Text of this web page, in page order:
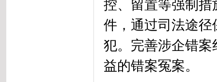
控、留置等强制
件，通过司法途
犯。完善涉企错
益的错案冤案。